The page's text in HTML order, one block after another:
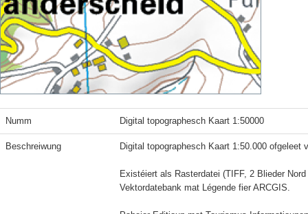
Numm Digital topographesch Kaart 1:50000
Beschreiwung Digital topographesch Kaart 1:50.000 ofgeleet
Existéiert als Rasterdatei (TIFF, 2 Blieder
Vektordatebank mat Légende fier ARCGIS.